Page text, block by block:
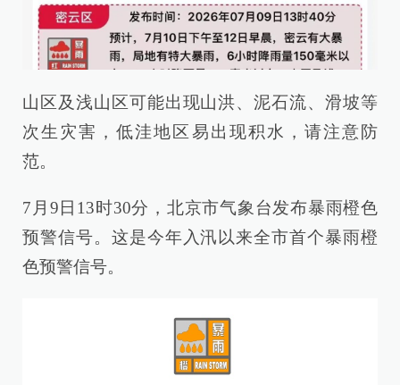
山区及浅山区可能出现山洪、泥石流、滑坡等
次生灾害，低洼地区易出现积水，请注意防
范。
7月9日13时30分，北京市气象台发布暴雨橙色
预警信号。这是今年入汛以来全市首个暴雨橙
色预警信号。